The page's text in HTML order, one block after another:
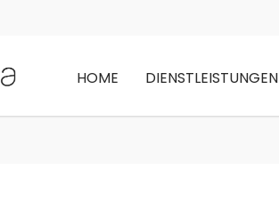
HOME DIENSTLEISTUNGEN